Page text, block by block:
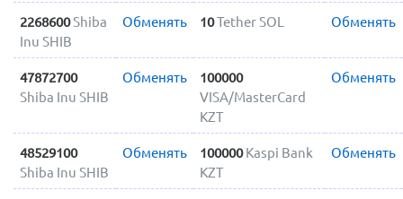
2268600Shiba
Inu SHIB
Обменять 10Tether SOL Обменять
47872700
Shiba Inu SHIB
Обменять
100000
VISA/MasterCard
KZT
Обменять
48529100
Shiba Inu SHIB
Обменять 100000 Kaspi Bank
KZT
Обменять